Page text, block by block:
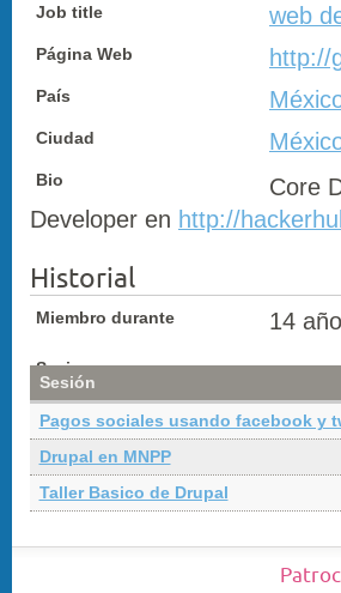
Job title web
Página Web http://
País
Ciudad
Bio
Core
Developer en http://
Historial
Miembro durante 14
Sesiones
Sesión
Pagos sociales usando facebook y
Drupal en MNPP
Taller Basico de Drupal